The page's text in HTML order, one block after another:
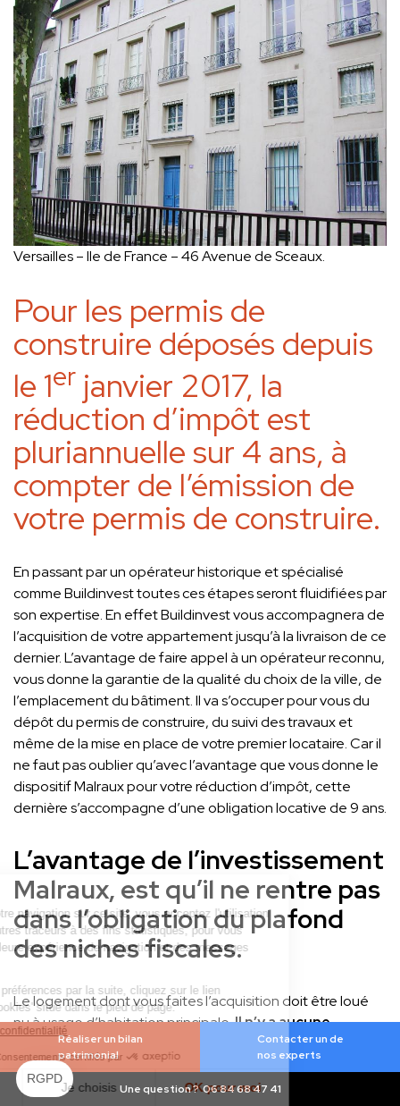
Versailles – Ile de France – 46 Avenue de Sceaux.
Pour les permis de
construire déposés depuis
le 1er janvier 2017, la
réduction d’impôt est
pluriannuelle sur 4 ans, à
compter de l’émission de
votre permis de construire.
En passant par un opérateur historique et spécialisé
comme Buildinvest toutes ces étapes seront fluidifiées par
son expertise. En effet Buildinvest vous accompagnera de
l’acquisition de votre appartement jusqu’à la livraison de ce
dernier. L’avantage de faire appel à un opérateur reconnu,
vous donne la garantie de la qualité du choix de la ville, de
l’emplacement du bâtiment. Il va s’occuper pour vous du
dépôt du permis de construire, du suivi des travaux et
même de la mise en place de votre premier locataire. Car il
ne faut pas oublier qu’avec l’avantage que vous donne le
dispositif Malraux pour votre réduction d’impôt, cette
dernière s’accompagne d’une obligation locative de 9 ans.
L’avantage de l’investissement
Malraux, est qu’il ne rentre pas
dans l’obligation du plafond
des niches fiscales.
Le logement dont vous faites l’acquisition doit être loué
nu à usage d’habitation principale.Il n’y a aucune
contrainte concernant les ressources du locataire. Il
n’y a aucun plafonnement de loyer.
Par contre, il ne
peut être loué qu à un ascendant ou à un descendant de
Réaliser un bilan
patrimonial
Contacter un de
nos experts
Une question ?06 84 68 47 41